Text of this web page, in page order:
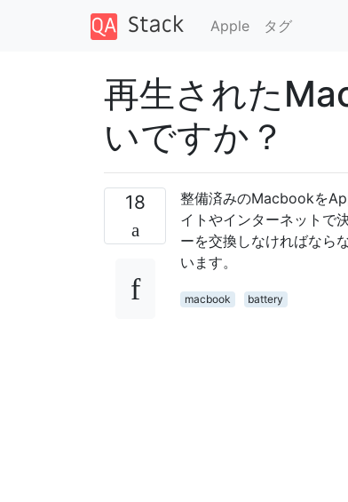
Apple タグ
再生された
いですか？
18
整備済みのMacbookを
イトやインターネットで
ーを交換しなければなら
います。
macbook battery